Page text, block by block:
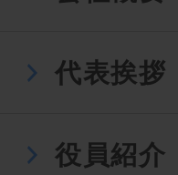
代表挨拶
役員紹介